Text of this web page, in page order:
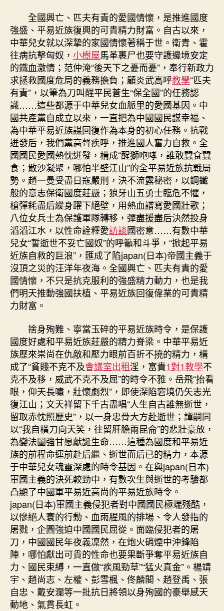
全國興亡、匹夫有責的愛國情懷，是推進國度
強盛、平易近族復興的可貴精力財富。自古以來，
中華兒女就以深摯的家國情懷著稱于世。衛青、霍
往病抗擊匈奴， 小樹屋馬革裹尸也要守護邊境安定
的鐵血激情；范仲淹“後天下之憂而憂”，奉行新政力
求拯救國度危局的義務擔負；顧炎武高呼教學“匹夫
有責”，以筆為刀叫醒平民蒼生“保全國”的任務認
識……這些都源于中華兒女血脈里的愛國基因。中
國共產黨自成立以來，一直把為中國國民謀幸福、
為中華平易近族謀回復作為本身的初心任務。抗戰
迸發后，我們黨高聲疾呼，推進國人奮力自救。全
國國民愛國熱忱迸發，構成“醒獅咆哮，誰敢蠶食蠶
食；散沙凝聚，哪怕半壁江山”的全平易近族抗戰局
勢。趙一曼受盡日寇嚴刑，決不流露秘密，以鋼鐵
般的意志保衛國度莊嚴；狼牙山五勇士臨危不懼，
槍彈耗盡后縱身躍下絕壁，用熱血譜寫愛國壯歌；
八位女兵士為保護軍隊轉移，彈盡援盡后決然投身
滔滔江水，以性命詮釋愛訪談國密意……有數中華
兒女“誓逝世不妥亡國奴”的呼籲和斗爭，“掀起平易
近族自救的巨浪”，匯成了陷japan(日本)帝國主義于
沒頂之災的汪洋年夜海。全國興亡、匹夫有責的愛
國情懷，不只是抗克服利的強盛精力動力，也是我
們明天推動強國扶植、平易近族回復偉業的可貴精
力財富。
捨身殉難、寧當玉碎的平易近族時令，是保護
國度好處和平易近族莊嚴的精力脊梁。中華平易近
族歷來崇尚在仇敵和壓力眼前百折不撓的精力，構
成了“貧賤不克不及會議室出租淫，富貴1對1教學不
克不及移，威武不克不及屈”的時令不雅。岳飛“抬看
眼，仰天長嘯，壯懷劇烈”，即使深陷窘境仍矢志光
復江山；文天祥留下千古盡唱“人生自古誰無逝世，
留取赤忱照歷史”，以一身忠骨大方赴逝世；譚嗣同
以“我自橫刀向天笑，往留肝膽兩昆侖”的悲壯豪放，
為變法圖強甘愿獻誕生命……這種為國度和平易近
族的前程命運前赴后繼、逝世而后已的精力，本源
于中華兒女魂靈深處的時令基因。在與japan(日本)
軍國主義的決死較勁中，有數次生與逝世的考驗都
凸顯了中國軍平易近高尚的平易近族時令。
japan(日本)軍國主義侵犯者對中國國民極端殘酷，
以慘絕人寰的行動、血雨腥風的排場、令人發指的
屠戮，企圖強迫中國國民屈從。面臨侵犯者的屠
刀，中國國民年夜義凜然，在炮火硝煙中沖鋒陷
陣，哪怕獻出可貴的性命也要果斷爭奪平易近族自
力、國民束縛，一直做“疾風勁草”“猛火真金”。楊靖
宇、趙尚志、左權、彭雪楓、佟麟閣、趙登禹、張
自忠、戴安瀾等一批抗日將領以身殉國的豪舉感天
動地、氣貫長虹。